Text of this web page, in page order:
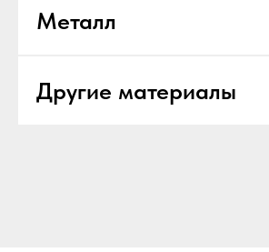
Металл
Другие материалы